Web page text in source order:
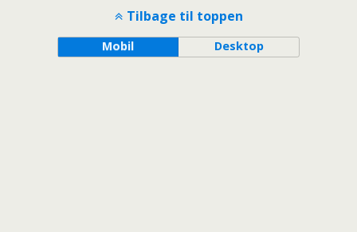
Tilbage til toppen
Mobil Desktop